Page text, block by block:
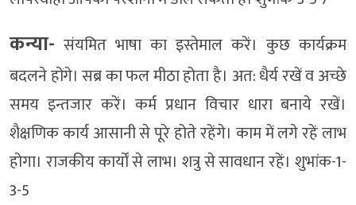
कन्या- संयमित भाषा का इस्तेमाल करें। कुछ कार्यक्रम
बदलने होंगे। सब्र का फल मीठा होता है। अत: धैर्य रखें व अच्छे
समय इन्तजार करें। कर्म प्रधान विचार धारा बनाये रखें।
शैक्षणिक कार्य आसानी से पूरे होते रहेंगे। काम में लगे रहें लाभ
होगा। राजकीय कार्यों से लाभ। शत्रु से सावधान रहें। शुभांक-1-
3-5